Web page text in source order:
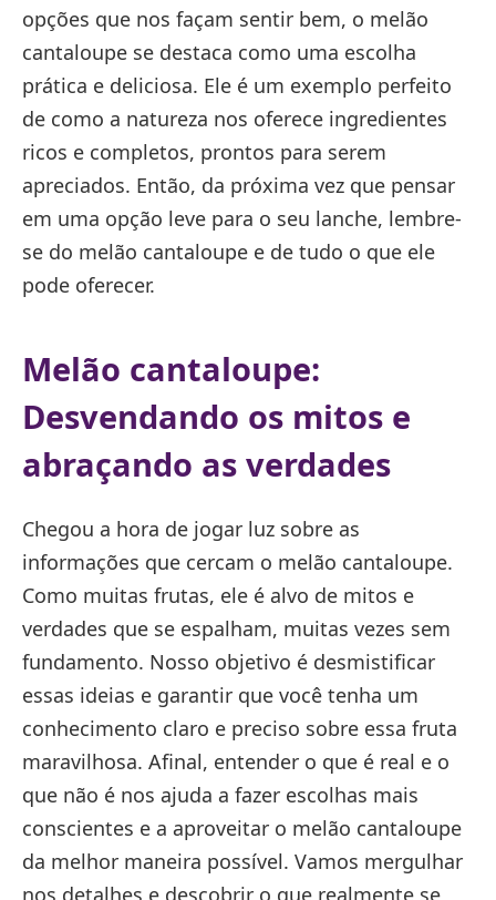
opções que nos façam sentir bem, o melão
cantaloupe se destaca como uma escolha
prática e deliciosa. Ele é um exemplo perfeito
de como a natureza nos oferece ingredientes
ricos e completos, prontos para serem
apreciados. Então, da próxima vez que pensar
em uma opção leve para o seu lanche, lembre-
se do melão cantaloupe e de tudo o que ele
pode oferecer.
Melão cantaloupe:
Desvendando os mitos e
abraçando as verdades
Chegou a hora de jogar luz sobre as
informações que cercam o melão cantaloupe.
Como muitas frutas, ele é alvo de mitos e
verdades que se espalham, muitas vezes sem
fundamento. Nosso objetivo é desmistificar
essas ideias e garantir que você tenha um
conhecimento claro e preciso sobre essa fruta
maravilhosa. Afinal, entender o que é real e o
que não é nos ajuda a fazer escolhas mais
conscientes e a aproveitar o melão cantaloupe
da melhor maneira possível. Vamos mergulhar
nos detalhes e descobrir o que realmente se